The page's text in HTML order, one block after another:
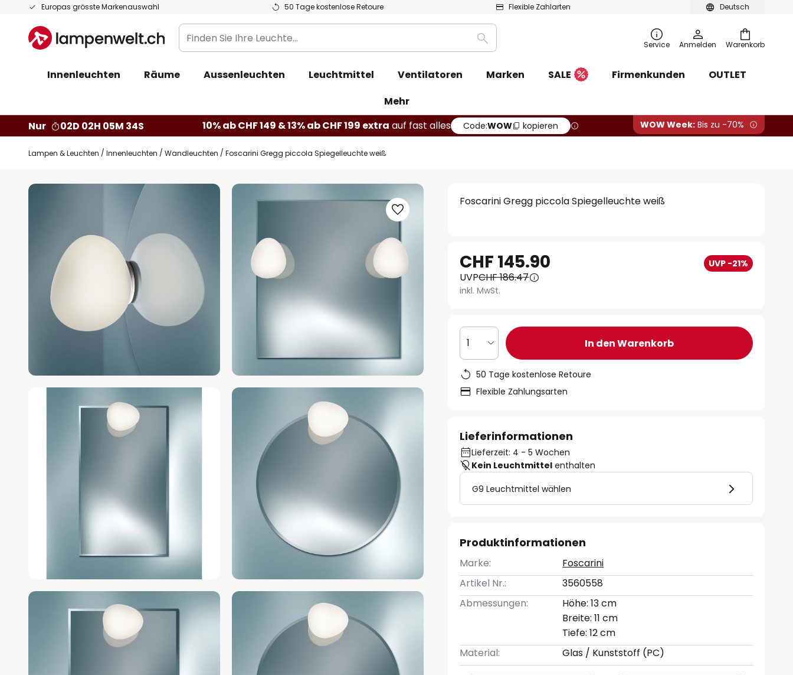
Deutsch
Europas grösste Markenauswahl 50 Tage kostenlose Retoure Flexible Zahlarten
Zum
springen
Warenkorb
Finden
Sie
Leuchte...
Suche Service Anmelden
Innenleuchten Räume Aussenleuchten Leuchtmittel Ventilatoren Marken SALE Firmenkunden
OUTLET
Mehr
Nur
02D 02H 05M 33S 10% ab CHF 149 & 13% ab CHF 199 extra auf fast alles Code:WOW kopieren WOW Week: Bis zu -70%
Lampen & Leuchten Innenleuchten Wandleuchten Foscarini Gregg piccola Spiegelleuchte weiß
Zum
springen
Foscarini Gregg piccola Spiegelleuchte weiß
CHF 145.90 UVP -21%
UVPCHF 186.47
inkl. MwSt.
1 In den Warenkorb
50 Tage kostenlose Retoure
Flexible Zahlungsarten
Lieferinformationen
Lieferzeit: 4 - 5 Wochen
Kein Leuchtmittel enthalten
G9 Leuchtmittel wählen
Produktinformationen
Marke:
Foscarini
Artikel Nr.:
3560558
Abmessungen:
Höhe: 13 cm
Breite: 11 cm
Tiefe: 12 cm
Material:
Glas / Kunststoff (PC)